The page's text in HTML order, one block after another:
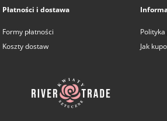
Płatności i dostawa
Formy płatności
Koszty dostaw
Jak